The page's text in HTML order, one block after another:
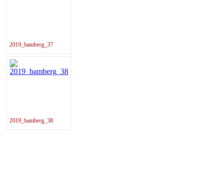
2019_bamberg_37
2019_bamberg_38